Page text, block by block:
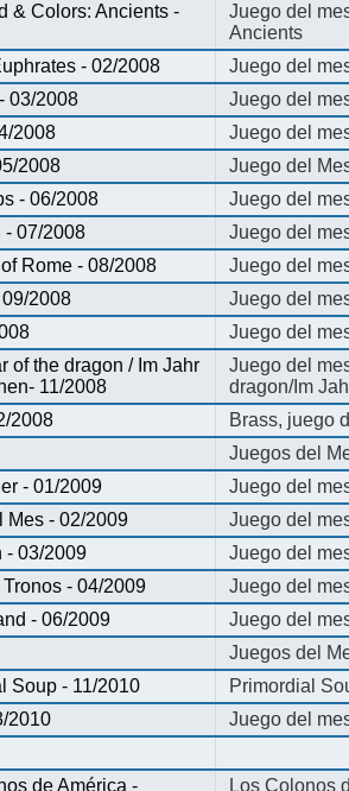
& Colors: Ancients -
Juego del
Ancients
- 02/2008
Juego del
03/2008
Juego del
2008
Juego del
2008
Juego del
- 06/2008
Juego del
- 07/2008
Juego del
Rome - 08/2008
Juego del
2008
Juego del
Juego del
of the dragon / Im Jahr
11/2008
Juego del
dragon/Im
2008
Brass, juego
Juegos del
- 01/2009
Juego del
Mes - 02/2009
Juego del
- 03/2009
Juego del
- 04/2009
Juego del
- 06/2009
Juego del
Juegos del
Soup - 11/2010
Primordial
2010
Juego del
de América -
Los Colonos